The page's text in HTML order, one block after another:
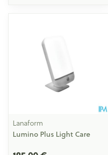
Lanaform
Lumino Plus Light Care